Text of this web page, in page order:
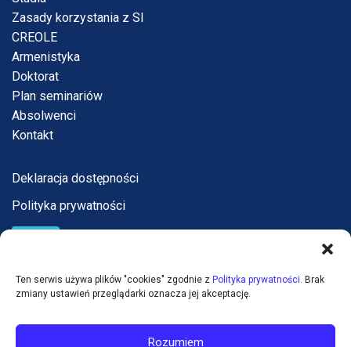
Ten serwis używa plików "cookies" zgodnie z Polityka prywatności. Brak
zmiany ustawień przeglądarki oznacza jej akceptację.
Rozumiem
Zasady korzystania z SI
CREOLE
Armenistyka
Doktorat
Plan seminariów
Absolwenci
Kontakt
Deklaracja dostępności
Polityka prywatności